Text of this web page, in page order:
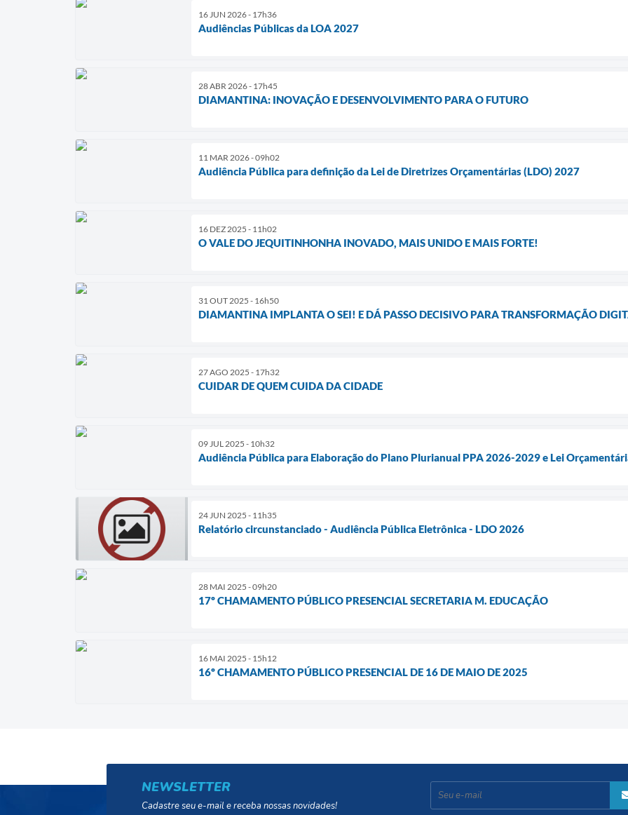
16 JUN 2026 - 17h36
Audiências Públicas da LOA 2027
28 ABR 2026 - 17h45
DIAMANTINA: INOVAÇÃO E DESENVOLVIMENTO PARA O FUTURO
11 MAR 2026 - 09h02
Audiência Pública para definição da Lei de Diretrizes Orçamentárias (LDO) 2027
16 DEZ 2025 - 11h02
O VALE DO JEQUITINHONHA INOVADO, MAIS UNIDO E MAIS FORTE!
31 OUT 2025 - 16h50
DIAMANTINA IMPLANTA O SEI! E DÁ PASSO DECISIVO PARA TRANSFORMAÇÃO
27 AGO 2025 - 17h32
CUIDAR DE QUEM CUIDA DA CIDADE
09 JUL 2025 - 10h32
Audiência Pública para Elaboração do Plano Plurianual PPA 2026-2029 e Lei
24 JUN 2025 - 11h35
Relatório circunstanciado - Audiência Pública Eletrônica - LDO 2026
28 MAI 2025 - 09h20
17º CHAMAMENTO PÚBLICO PRESENCIAL SECRETARIA M. EDUCAÇÃO
16 MAI 2025 - 15h12
16º CHAMAMENTO PÚBLICO PRESENCIAL DE 16 DE MAIO DE 2025
NEWSLETTER
Cadastre seu e-mail e receba nossas novidades!